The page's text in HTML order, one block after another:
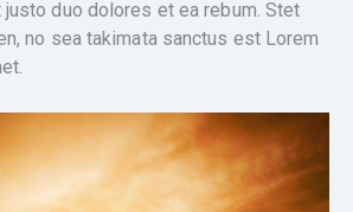
duo dolores et ea rebum. Stet
no sea takimata sanctus est Lorem